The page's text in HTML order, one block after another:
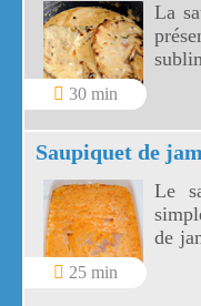
30 min
La
Saupiquet de
25 min
Le
de